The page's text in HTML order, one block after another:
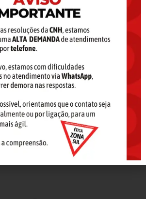
com sucesso, o documento de
de cinco dias úteis para ficar
no CFC (Centro de Formação de
no CFC e paga através de um dos
Banco do Brasil (somente para
Caixa (lotéricas e canais de
Santander, Sicredi e Bradesco.
a aulas e aluguéis de veículos são